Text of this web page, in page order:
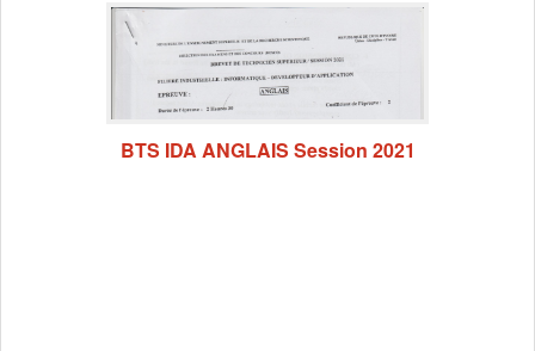
BTS IDA ANGLAIS Session 2021